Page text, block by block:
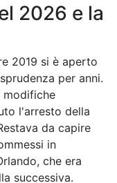
2026 e la
2019 si è aperto
per anni.
modifiche
l'arresto della
da capire
in
che era
successiva.